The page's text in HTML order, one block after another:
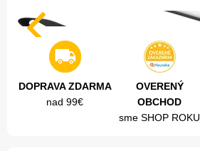
DOPRAVA ZDARMA
nad 99€
OVERENÝ
OBCHOD
sme SHOP ROKU